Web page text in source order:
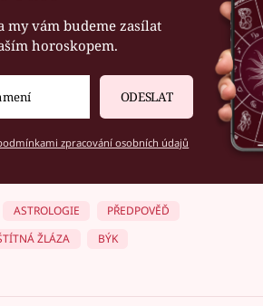
my vám budeme zasílat
horoskopem.
ODESLAT
zpracování osobních údajů
ASTROLOGIE
PŘEDPOVĚĎ
ŽLÁZA BÝK